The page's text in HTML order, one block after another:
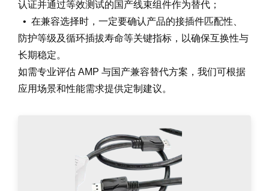
认证并通过等效测试的国产线束组件作为替代；
• 在兼容选择时，一定要确认产品的接插件匹配性、
防护等级及循环插拔寿命等关键指标，以确保互换性与
长期稳定。
如需专业评估 AMP 与国产兼容替代方案，我们可根据
应用场景和性能需求提供定制建议。